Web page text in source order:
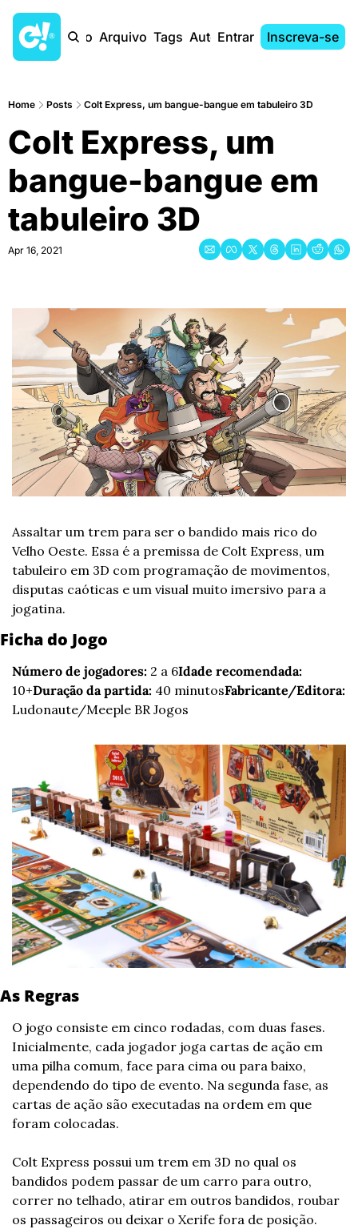
Início Arquivo Tags AutoresEntrar Inscreva-se
Home Posts Colt Express, um bangue-bangue em tabuleiro 3D
Colt Express, um
bangue-bangue em
tabuleiro 3D
Apr 16, 2021
Assaltar um trem para ser o bandido mais rico do
Velho Oeste. Essa é a premissa de Colt Express, um
tabuleiro em 3D com programação de movimentos,
disputas caóticas e um visual muito imersivo para a
jogatina.
Ficha do Jogo
Número de jogadores: 2 a 6Idade recomendada:
10+Duração da partida: 40 minutosFabricante/Editora:
Ludonaute/Meeple BR Jogos
As Regras
O jogo consiste em cinco rodadas, com duas fases.
Inicialmente, cada jogador joga cartas de ação em
uma pilha comum, face para cima ou para baixo,
dependendo do tipo de evento. Na segunda fase, as
cartas de ação são executadas na ordem em que
foram colocadas.
Colt Express possui um trem em 3D no qual os
bandidos podem passar de um carro para outro,
correr no telhado, atirar em outros bandidos, roubar
os passageiros ou deixar o Xerife fora de posição.